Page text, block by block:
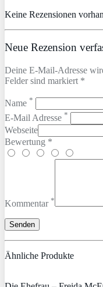
Keine Rezensionen
Neue Rezension
Deine E-Mail-Adresse
Felder sind markiert *
Name *
E-Mail Adresse *
Webseite
Bewertung *
Kommentar *
Ähnliche Produkte